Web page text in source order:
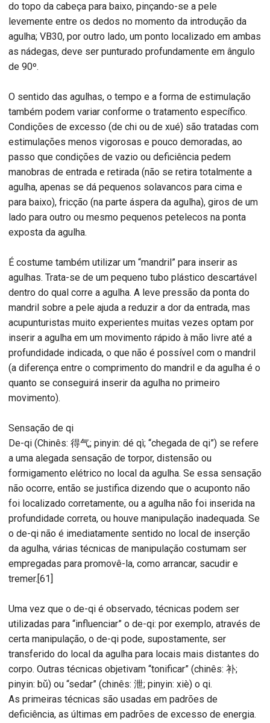
do topo da cabeça para baixo, pinçando-se a pele
levemente entre os dedos no momento da introdução da
agulha; VB30, por outro lado, um ponto localizado em ambas
as nádegas, deve ser punturado profundamente em ângulo
de 90º.
O sentido das agulhas, o tempo e a forma de estimulação
também podem variar conforme o tratamento específico.
Condições de excesso (de chi ou de xué) são tratadas com
estimulações menos vigorosas e pouco demoradas, ao
passo que condições de vazio ou deficiência pedem
manobras de entrada e retirada (não se retira totalmente a
agulha, apenas se dá pequenos solavancos para cima e
para baixo), fricção (na parte áspera da agulha), giros de um
lado para outro ou mesmo pequenos petelecos na ponta
exposta da agulha.
É costume também utilizar um “mandril” para inserir as
agulhas. Trata-se de um pequeno tubo plástico descartável
dentro do qual corre a agulha. A leve pressão da ponta do
mandril sobre a pele ajuda a reduzir a dor da entrada, mas
acupunturistas muito experientes muitas vezes optam por
inserir a agulha em um movimento rápido à mão livre até a
profundidade indicada, o que não é possível com o mandril
(a diferença entre o comprimento do mandril e da agulha é o
quanto se conseguirá inserir da agulha no primeiro
movimento).
Sensação de qi
De-qi (Chinês: 得气; pinyin: dé qì; “chegada de qi”) se refere
a uma alegada sensação de torpor, distensão ou
formigamento elétrico no local da agulha. Se essa sensação
não ocorre, então se justifica dizendo que o acuponto não
foi localizado corretamente, ou a agulha não foi inserida na
profundidade correta, ou houve manipulação inadequada. Se
o de-qi não é imediatamente sentido no local de inserção
da agulha, várias técnicas de manipulação costumam ser
empregadas para promovê-la, como arrancar, sacudir e
tremer.[61]
Uma vez que o de-qi é observado, técnicas podem ser
utilizadas para “influenciar” o de-qi: por exemplo, através de
certa manipulação, o de-qi pode, supostamente, ser
transferido do local da agulha para locais mais distantes do
corpo. Outras técnicas objetivam “tonificar” (chinês: 补;
pinyin: bǔ) ou “sedar” (chinês: 泄; pinyin: xiè) o qi.
As primeiras técnicas são usadas em padrões de
deficiência, as últimas em padrões de excesso de energia.